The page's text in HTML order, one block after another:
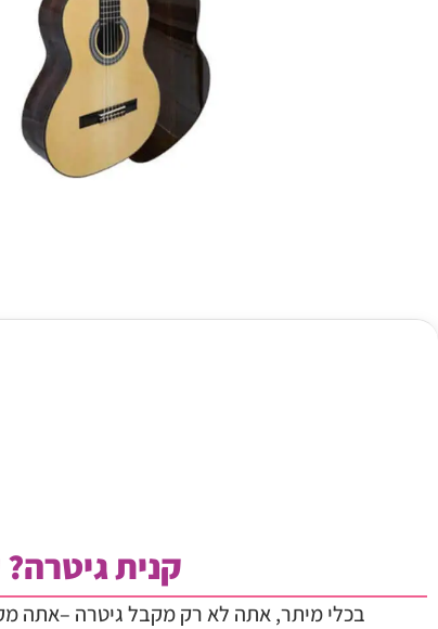
קנית
בכלי מיתר, אתה לא רק מקבל גיטרה –אתה